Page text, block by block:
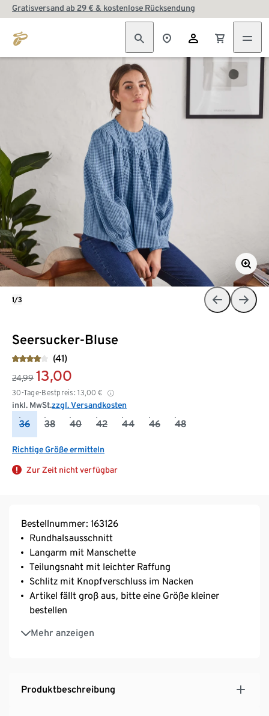
Gratisversand ab 29 € & kostenlose Rücksendung
Seersucker-Bluse
(41)
24,99 13,00
30-Tage-Bestpreis: 13,00 €
inkl. MwSt.zzgl. Versandkosten
36 38 40 42 44 46 48
Richtige Größe ermitteln
Zur Zeit nicht verfügbar
1/3
Bestellnummer: 163126
Rundhalsausschnitt
Langarm mit Manschette
Teilungsnaht mit leichter Raffung
Schlitz mit Knopfverschluss im Nacken
Artikel fällt groß aus, bitte eine Größe kleiner
bestellen
Mehr anzeigen
Betsy ist 177 cm groß und trägt Größe 36
Produktbeschreibung